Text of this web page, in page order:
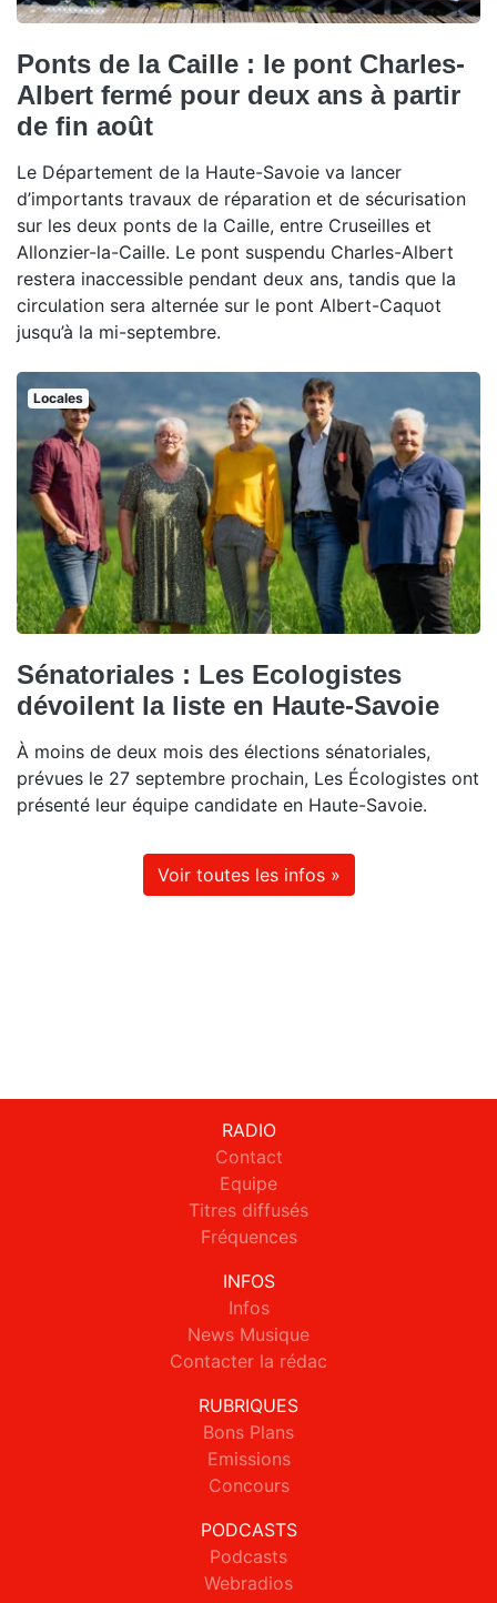
Ponts de la Caille : le pont Charles-
Albert fermé pour deux ans à partir
de fin août
Le Département de la Haute-Savoie va lancer
d’importants travaux de réparation et de sécurisation
sur les deux ponts de la Caille, entre Cruseilles et
Allonzier-la-Caille. Le pont suspendu Charles-Albert
restera inaccessible pendant deux ans, tandis que la
circulation sera alternée sur le pont Albert-Caquot
jusqu’à la mi-septembre.
Locales
Sénatoriales : Les Ecologistes
dévoilent la liste en Haute-Savoie
À moins de deux mois des élections sénatoriales,
prévues le 27 septembre prochain, Les Écologistes ont
présenté leur équipe candidate en Haute-Savoie.
Voir toutes les infos »
RADIO
Contact
Equipe
Titres diffusés
Fréquences
INFOS
Infos
News Musique
Contacter la rédac
RUBRIQUES
Bons Plans
Emissions
Concours
PODCASTS
Podcasts
Webradios